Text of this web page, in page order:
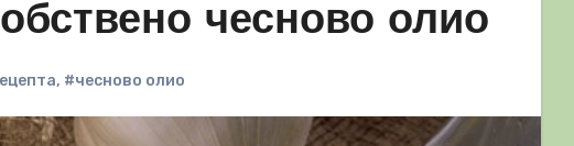
чесново олио
, #чесново олио